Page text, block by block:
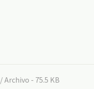
/ Archivo - 75.5 KB